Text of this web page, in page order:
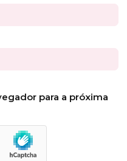
para a próxima